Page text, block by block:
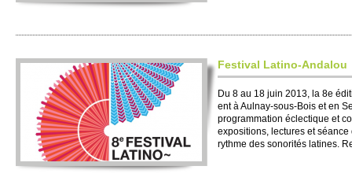
Festi­val Latino-Andalou
Du 8 au 18 juin 2013, la 8e
ent à Aulnay-sous-Bois et en
programmation éclectique et
expo­si­ti­ons, lectures et
rythme des sonorités latines.